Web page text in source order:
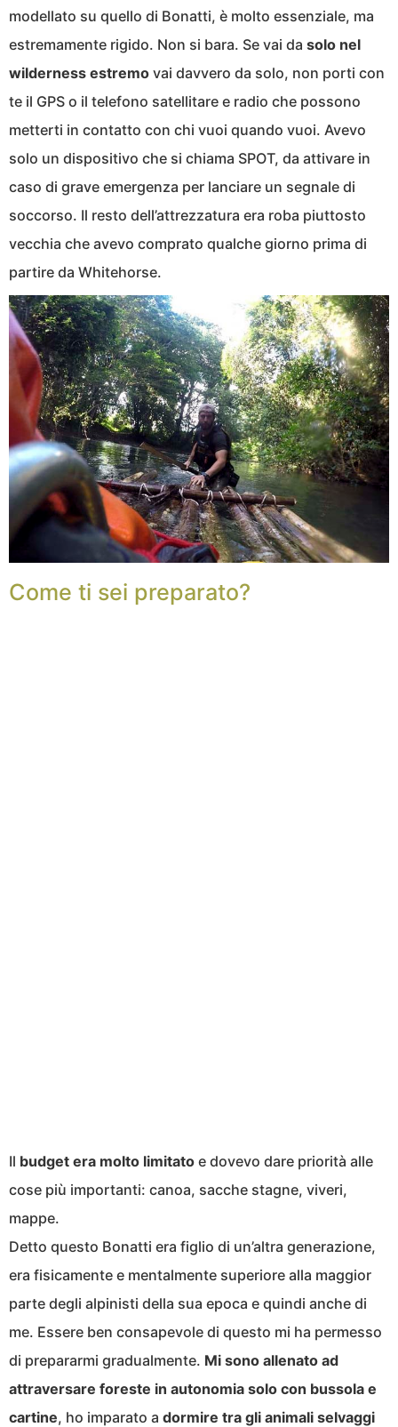
modellato su quello di Bonatti, è molto essenziale, ma
estremamente rigido. Non si bara. Se vai da solo nel
wilderness estremo vai davvero da solo, non porti con
te il GPS o il telefono satellitare e radio che possono
metterti in contatto con chi vuoi quando vuoi. Avevo
solo un dispositivo che si chiama SPOT, da attivare in
caso di grave emergenza per lanciare un segnale di
soccorso. Il resto dell’attrezzatura era roba piuttosto
vecchia che avevo comprato qualche giorno prima di
partire da Whitehorse.
Come ti sei preparato?
Il budget era molto limitato e dovevo dare priorità alle
cose più importanti: canoa, sacche stagne, viveri,
mappe.
Detto questo Bonatti era figlio di un’altra generazione,
era fisicamente e mentalmente superiore alla maggior
parte degli alpinisti della sua epoca e quindi anche di
me. Essere ben consapevole di questo mi ha permesso
di prepararmi gradualmente. Mi sono allenato ad
attraversare foreste in autonomia solo con bussola e
cartine, ho imparato a dormire tra gli animali selvaggi